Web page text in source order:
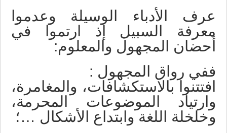
عرف الأدباء الوسيلة وعدموا
معرفة السبيل إذ ارتموا في
أحضان المجهول والمعلوم:
ففي رواق المجهول :
افتتنوا بالاستكشافات، والمغامرة،
وارتياد الموضوعات المحرمة،
وخلخلة اللغة وابتداع الأشكال …؛